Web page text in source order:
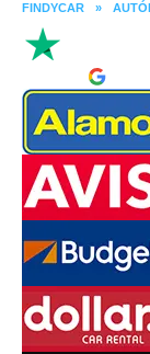
FINDYCAR »